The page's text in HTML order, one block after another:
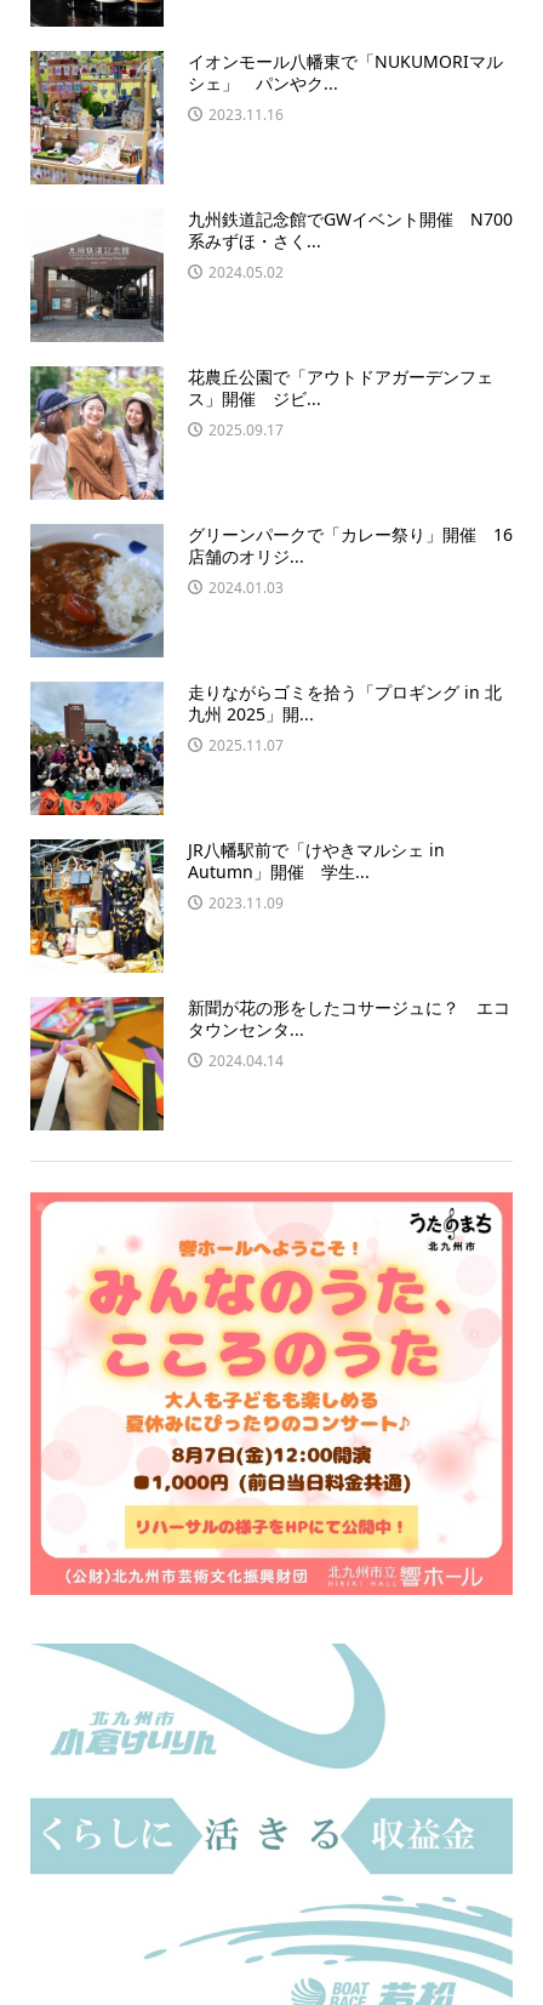
イオンモール八幡東で「NUKUMORIマル
シェ」 パンやク...
2023.11.16
九州鉄道記念館でGWイベント開催 N700
系みずほ・さく...
2024.05.02
花農丘公園で「アウトドアガーデンフェ
ス」開催 ジビ...
2025.09.17
グリーンパークで「カレー祭り」開催 16
店舗のオリジ...
2024.01.03
走りながらゴミを拾う「プロギング in 北
九州 2025」開...
2025.11.07
JR八幡駅前で「けやきマルシェ in
Autumn」開催 学生...
2023.11.09
新聞が花の形をしたコサージュに？ エコ
タウンセンタ...
2024.04.14